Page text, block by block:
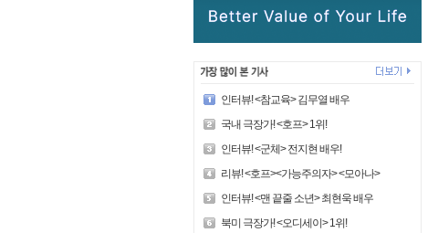
인터뷰! <참교육> 김무열 배우
국내 극장가! <호프> 1위!
인터뷰! <군체> 전지현 배우!
리뷰! <호프><가능주의자> <모아나>
인터뷰! <맨 끝줄 소년> 최현욱 배우
북미 극장가! <오디세이> 1위!